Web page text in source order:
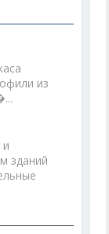
из
и
зданий